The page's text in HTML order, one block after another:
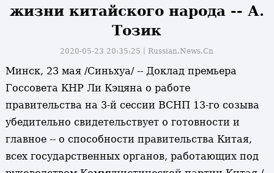
жизни китайского народа -- А.
Тозик
2020-05-23 20:35:25丨Russian.News.Cn
Минск, 23 мая /Синьхуа/ -- Доклад премьера
Госсовета КНР Ли Кэцяна о работе
правительства на 3-й сессии ВСНП 13-го созыва
убедительно свидетельствует о готовности и
главное -- о способности правительства Китая,
всех государственных органов, работающих под